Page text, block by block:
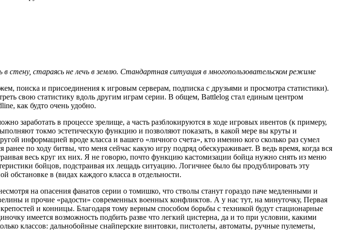
стараясь не лечь в землю. Стандартная ситуация в многопользовательском режиме
поиска и присоединения к игровым серверам, подписка с друзьями и просмотра статистики).
свою статистику вдоль другим играм серии. В общем, Battlelog стал единым центром
как будто очень удобно.
заработать в процессе зрелище, а часть разблокируются в ходе игровых ивентов (к примеру,
токмо эстетическую функцию и позволяют показать, в какой мере вы круты и
информацией вроде класса и вашего «личного счета», кто именно кого сколько раз сумел
по ходу битвы, что меня сейчас какую игру подряд обескураживает. В ведь время, когда вся
весь круг их них. Я не говорю, почто функцию кастомизации бойца нужно снять из меню
бойцов, подстраивая их лещадь ситуацию. Логичнее было бы продублировать эту
в (видах каждого класса в отдельности.
на опасения фанатов серии о томишко, что стволы станут гораздо паче медленными и
и прочие «радости» современных военных конфликтов. А у нас тут, на минуточку, Первая
и конницы. Благодаря тому верным способом борьбы с техникой будут стационарные
имеется возможность подбить разве что легкий цистерна, да и то при условии, какими
классов: дальнобойные снайперские винтовки, пистолеты, автоматы, ручные пулеметы,